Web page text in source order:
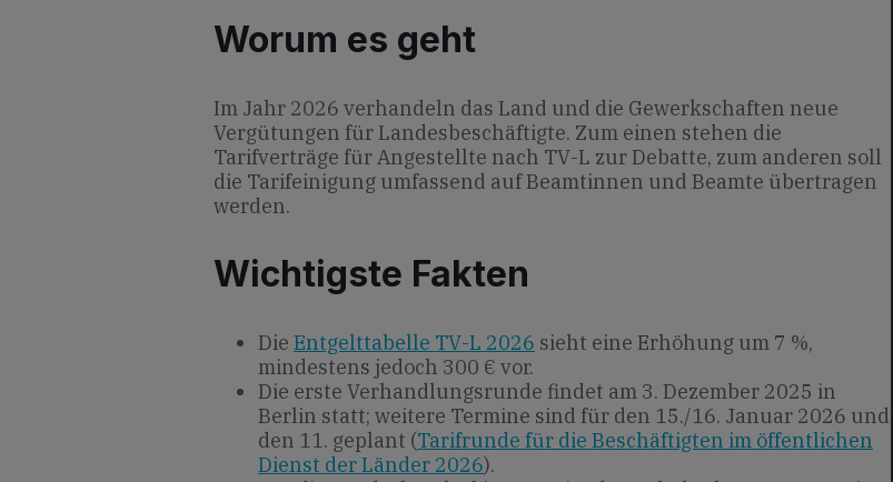
Worum es geht
Im Jahr 2026 verhandeln das Land und die Gewerkschaften neue
Vergütungen für Landes­beschäftigte. Zum einen stehen die
Tarifverträge für Angestellte nach TV-L zur Debatte, zum anderen soll
die Tarifeinigung umfassend auf Beamtinnen und Beamte übertragen
werden.
Wichtigste Fakten
Die Entgelttabelle TV-L 2026 sieht eine Erhöhung um 7 %,
mindestens jedoch 300 € vor.
Die erste Verhandlungsrunde findet am 3. Dezember 2025 in
Berlin statt; weitere Termine sind für den 15./16. Januar 2026 und
den 11. geplant (Tarifrunde für die Beschäftigten im öffentlichen
Dienst der Länder 2026).